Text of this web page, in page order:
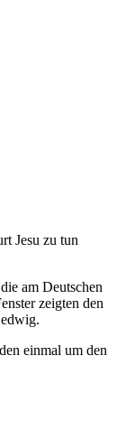
Jesu zu tun
am Deutschen
zeigten den
einmal um den